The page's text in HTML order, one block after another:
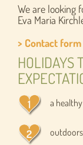
We are looking
Eva Maria
> Contact form
HOLIDAYS
a